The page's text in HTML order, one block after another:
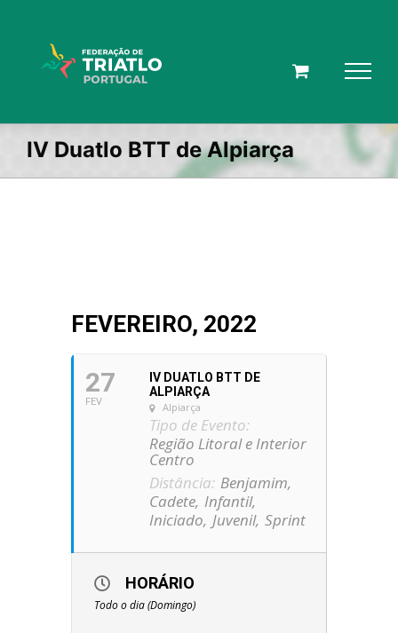
IV Duatlo BTT de Alpiarça
FEVEREIRO, 2022
27
FEV
IV DUATLO BTT DE
ALPIARÇA
Alpiarça
Tipo de Evento:
Região Litoral e Interior
Centro
Distância: Benjamim,
Cadete, Infantil,
Iniciado, Juvenil, Sprint
HORÁRIO
Todo o dia (Domingo)